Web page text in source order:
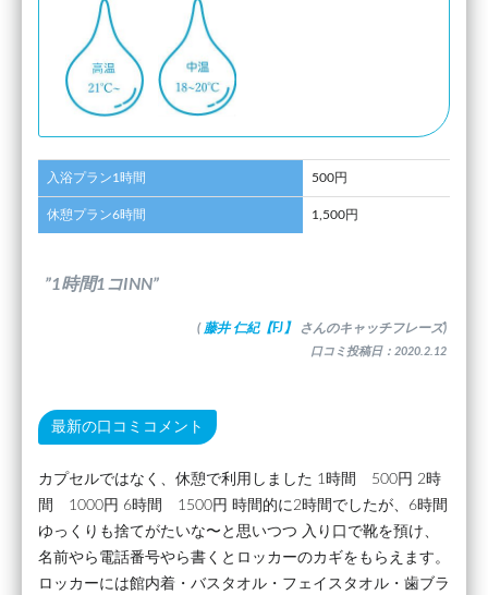
入浴プラン1時間 500円
休憩プラン6時間 1,500円
”1時間1コINN”
( 藤井 仁紀【FJ】 さんのキャッチフレーズ)
口コミ投稿日：2020.2.12
最新の口コミコメント
カプセルではなく、休憩で利用しました 1時間 500円 2時
間 1000円 6時間 1500円 時間的に2時間でしたが、6時間
ゆっくりも捨てがたいな〜と思いつつ 入り口で靴を預け、
名前やら電話番号やら書くとロッカーのカギをもらえます。
ロッカーには館内着・バスタオル・フェイスタオル・歯ブラ